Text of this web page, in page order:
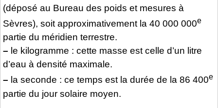
(déposé au Bureau des poids et mesures à
Sèvres), soit approximativement la 40 000 000e
partie du méridien terrestre.
– le kilogramme : cette masse est celle d’un litre
d’eau à densité maximale.
– la seconde : ce temps est la durée de la 86 400e
partie du jour solaire moyen.